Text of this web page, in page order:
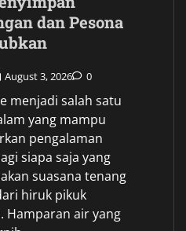
dan Pesona
August 3, 2026 0
menjadi salah satu
yang mampu
pengalaman
siapa saja yang
suasana tenang
hiruk pikuk
Hamparan air yang